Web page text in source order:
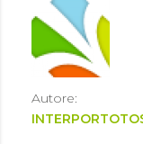
Autore: